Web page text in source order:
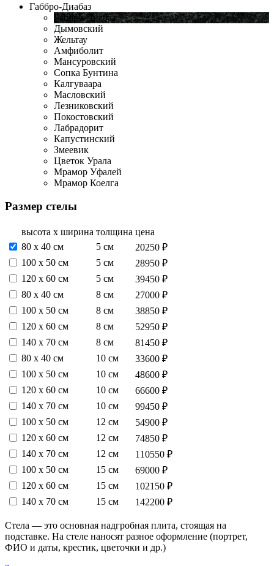
Габбро-Диабаз
Габбро-Диабаз
Дымовский
Жельтау
Амфиболит
Мансуровский
Сопка Бунтина
Калгуваара
Масловский
Лезниковский
Покостовский
Лабрадорит
Капустинский
Змеевик
Цветок Урала
Мрамор Уфалей
Мрамор Коелга
Размер стелы
высота х ширина толщина цена
80 х 40 см
5 см
20250 ₽
100 х 50 см
5 см
28950 ₽
120 х 60 см
5 см
39450 ₽
80 х 40 см
8 см
27000 ₽
100 х 50 см
8 см
38850 ₽
120 х 60 см
8 см
52950 ₽
140 х 70 см
8 см
81450 ₽
80 х 40 см
10 см
33600 ₽
100 х 50 см
10 см
48600 ₽
120 х 60 см
10 см
66600 ₽
140 х 70 см
10 см
99450 ₽
100 х 50 см
12 см
54900 ₽
120 х 60 см
12 см
74850 ₽
140 х 70 см
12 см
110550 ₽
100 х 50 см
15 см
69000 ₽
120 х 60 см
15 см
102150 ₽
140 х 70 см
15 см 142200 ₽
Стела — это основная надгробная плита, стоящая на
подставке. На стеле наносят разное оформление (портрет,
ФИО и даты, крестик, цветочки и др.)